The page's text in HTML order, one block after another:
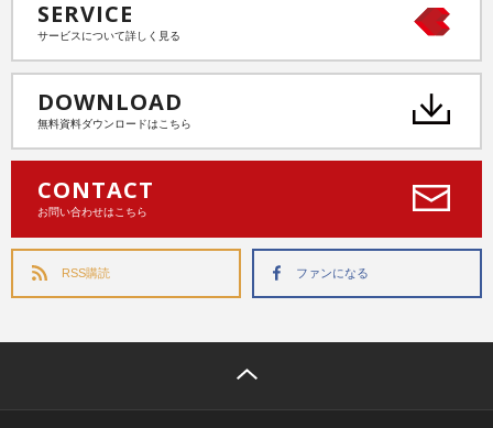
SERVICE
サービスについて詳しく見る
DOWNLOAD
無料資料ダウンロードはこちら
CONTACT
お問い合わせはこちら
RSS購読 ファンになる